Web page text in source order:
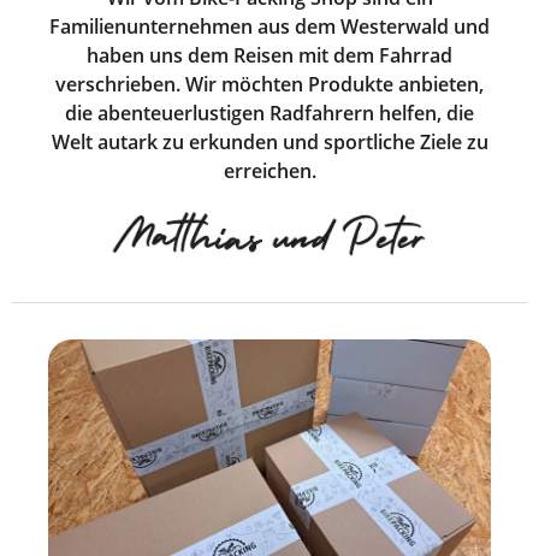
Familienunternehmen aus dem Westerwald und
haben uns dem Reisen mit dem Fahrrad
verschrieben. Wir möchten Produkte anbieten,
die abenteuerlustigen Radfahrern helfen, die
Welt autark zu erkunden und sportliche Ziele zu
erreichen.